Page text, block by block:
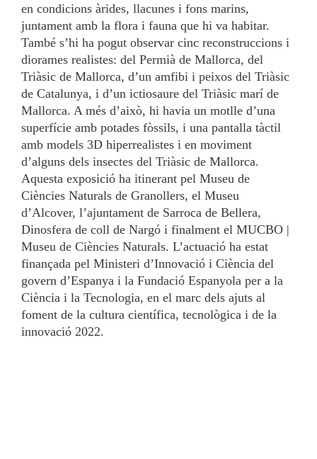
en condicions àrides, llacunes i fons marins,
juntament amb la flora i fauna que hi va habitar.
També s’hi ha pogut observar cinc reconstruccions i
diorames realistes: del Permià de Mallorca, del
Triàsic de Mallorca, d’un amfibi i peixos del Triàsic
de Catalunya, i d’un ictiosaure del Triàsic marí de
Mallorca. A més d’això, hi havia un motlle d’una
superfície amb potades fòssils, i una pantalla tàctil
amb models 3D hiperrealistes i en moviment
d’alguns dels insectes del Triàsic de Mallorca.
Aquesta exposició ha itinerant pel Museu de
Ciències Naturals de Granollers, el Museu
d’Alcover, l’ajuntament de Sarroca de Bellera,
Dinosfera de coll de Nargó i finalment el MUCBO |
Museu de Ciències Naturals. L’actuació ha estat
finançada pel Ministeri d’Innovació i Ciència del
govern d’Espanya i la Fundació Espanyola per a la
Ciència i la Tecnologia, en el marc dels ajuts al
foment de la cultura científica, tecnològica i de la
innovació 2022.